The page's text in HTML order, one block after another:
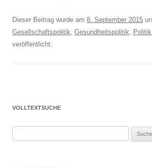
Dieser Beitrag wurde am 8. September 2015
Gesellschaftspolitik, Gesundheitspolitik, Politik
veröffentlicht.
VOLLTEXTSUCHE